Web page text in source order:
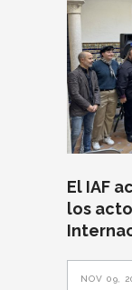
El IAF
los
NOV 09,